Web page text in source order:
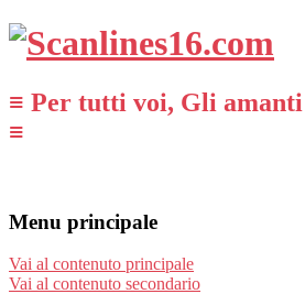
≡ Per tutti voi, Gli amanti
≡
Menu principale
Vai al contenuto principale
Vai al contenuto secondario